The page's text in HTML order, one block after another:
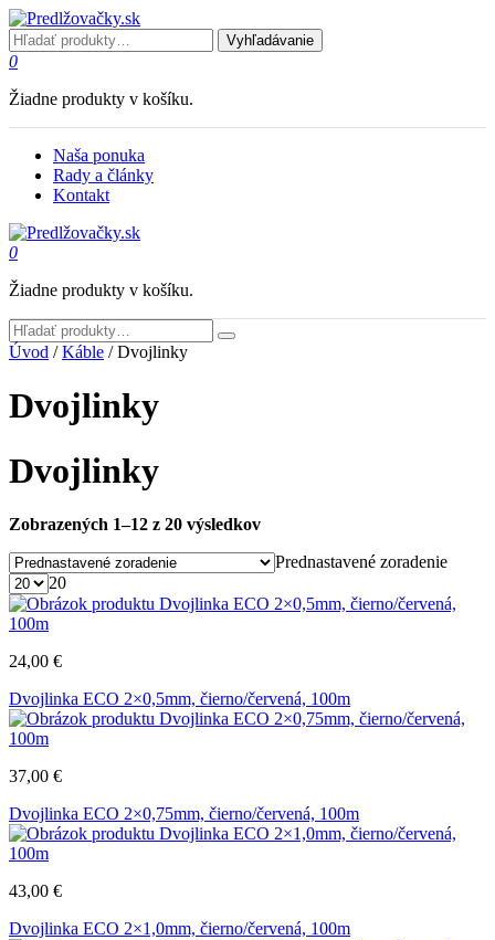
Vyhľadávanie
0
Žiadne produkty v košíku.
Naša ponuka
Rady a články
Kontakt
0
Žiadne produkty v košíku.
Úvod /Káble / Dvojlinky
Dvojlinky
Dvojlinky
Zobrazených 1–12 z 20 výsledkov
Prednastavené zoradenie
20
24,00 €
Dvojlinka ECO 2×0,5mm, čierno/červená, 100m
37,00 €
Dvojlinka ECO 2×0,75mm, čierno/červená, 100m
43,00 €
Dvojlinka ECO 2×1,0mm, čierno/červená, 100m